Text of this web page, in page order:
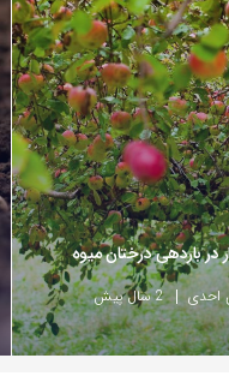
در باردهی درختان میوه
احدی 2 سال پیش